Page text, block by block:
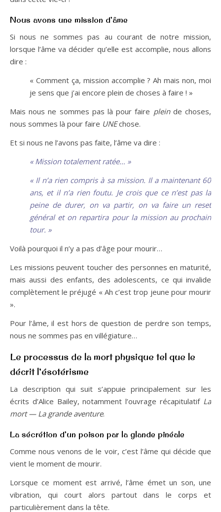
Nous avons une mission d’âme
Si nous ne sommes pas au courant de notre mission,
lorsque l’âme va décider qu’elle est accomplie, nous allons
dire :
« Comment ça, mission accomplie ? Ah mais non, moi
je sens que j’ai encore plein de choses à faire ! »
Mais nous ne sommes pas là pour faire pleinde choses,
nous sommes là pour faire UNEchose.
Et si nous ne l’avons pas faite, l’âme va dire :
« Mission totalement ratée… »
« Il n’a rien compris à sa mission. Il a maintenant 60
ans, et il n’a rien foutu. Je crois que ce n’est pas la
peine de durer, on va partir, on va faire un reset
général et on repartira pour la mission au prochain
tour. »
Voilà pourquoi il n’y a pas d’âge pour mourir…
Les missions peuvent toucher des personnes en maturité,
mais aussi des enfants, des adolescents, ce qui invalide
complètement le préjugé « Ah c’est trop jeune pour mourir
».
Pour l’âme, il est hors de question de perdre son temps,
nous ne sommes pas en villégiature…
Le processus de la mort physique tel que le
décrit l’ésotérisme
La description qui suit s’appuie principalement sur les
écrits d’Alice Bailey, notamment l’ouvrage récapitulatif La
mort — La grande aventure.
La sécrétion d’un poison par la glande pinéale
Comme nous venons de le voir, c’est l’âme qui décide que
vient le moment de mourir.
Lorsque ce moment est arrivé, l’âme émet un son, une
vibration, qui court alors partout dans le corps et
particulièrement dans la tête.